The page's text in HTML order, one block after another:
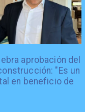
aprobación del
"Es un
en beneficio de